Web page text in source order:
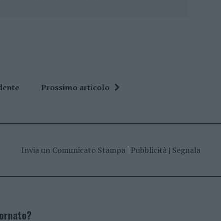
Prossimo articolo
Invia un Comunicato Stampa| Pubblicità| Segnala